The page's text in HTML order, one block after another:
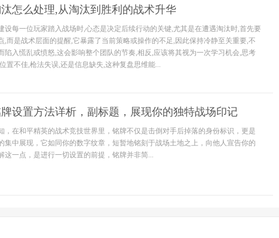
怎么处理,从淘汰到胜利的战术升华
设每一位玩家踏入战场时,心态是决定后续行动的关键,尤其是在遭遇淘汰时,首先要
,而是战术层面的提醒,它暴露了当前策略或操作的不足,因此保持冷静至关重要,不
陷入慌乱或愤怒,这会影响整个团队的节奏,相反,应该将其视为一次学习机会,思考
置不佳,枪法失误,还是信息缺失,这种复盘思维能...
设置方法详析，副标题，展现你的独特战场印记
，在和平精英的战术竞技世界里，铭牌不仅是击倒对手后掉落的身份标识，更是
集中展现，它如同你的数字纹章，短暂地铭刻于战场土地之上，向他人宣告你的
这一点，是进行一切设置的前提，铭牌并非简...